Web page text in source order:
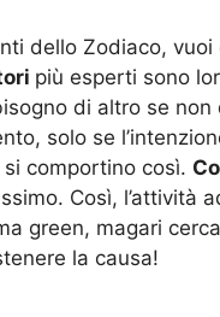
dello Zodiaco,
più esperti sono
di altro se
solo se
comportino così.
Così, l’attività
green, magari
la causa!